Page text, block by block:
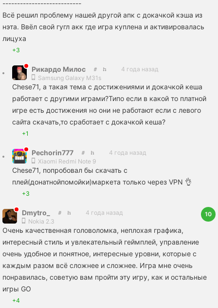
---------------------------
Всё решил проблему нашей другой апк с докачкой кэша из
нэта. Ввëл свой гугл акк где игра куплена и активировалась
лицуха
+3
Рикардо Милос
4 года назад
Samsung Galaxy M31s
Chese71, а такая тема с достижениями и докачкой кеша
работает с другими играми?Типо если в какой то платной
игре есть достижения но они не работают если с левого
сайта скачать,то сработает с докачкой кеша?
+1
Pechorin777
4 года назад
Xiaomi Redmi Note 9
Chese71, попробовал бы скачать с
плей(донатнойпомойки)маркета только через VPN 👌
+3
Dmytro_
4 года назад
Nokia 2.3
10
Очень качественная головоломка, неплохая графика,
интересный стиль и увлекательный геймплей, управление
очень удобное и понятное, интересные уровни, которые с
каждым разом всё сложнее и сложнее. Игра мне очень
понравилась, советую вам пройти эту игру, как и остальные
игры GO
+4